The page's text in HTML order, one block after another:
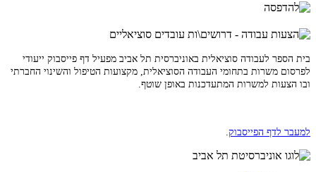
בית הספר לעבודה סוציאלית באוניברסית תל אביב מפעיל דף פייסבוק ייעודי
לפרסום משרות בתחומי העבודה הסוציאלית, מקצועות הטיפול והשינוי החברתי
ובו הצעות למשרות המתעדכנות באופן שוטף.
למעבר לדף הפייסבוק